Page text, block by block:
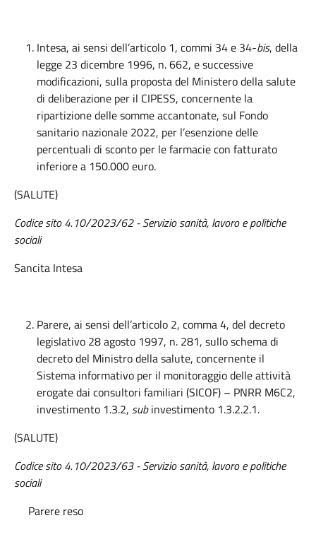
Intesa, ai sensi dell’articolo 1, commi 34 e 34-bis, della
legge 23 dicembre 1996, n. 662, e successive
modificazioni, sulla proposta del Ministero della salute
di deliberazione per il CIPESS, concernente la
ripartizione delle somme accantonate, sul Fondo
sanitario nazionale 2022, per l’esenzione delle
percentuali di sconto per le farmacie con fatturato
inferiore a 150.000 euro.
(SALUTE)
Codice sito4.10/2023/62 - Servizio sanità, lavoro e politiche
sociali
Sancita Intesa
Parere, ai sensi dell’articolo 2, comma 4, del decreto
legislativo 28 agosto 1997, n. 281, sullo schema di
decreto del Ministro della salute, concernente il
Sistema informativo per il monitoraggio delle attività
erogate dai consultori familiari (SICOF) – PNRR M6C2,
investimento 1.3.2, subinvestimento 1.3.2.2.1.
(SALUTE)
Codice sito4.10/2023/63 - Servizio sanità, lavoro e politiche
sociali
Parere reso